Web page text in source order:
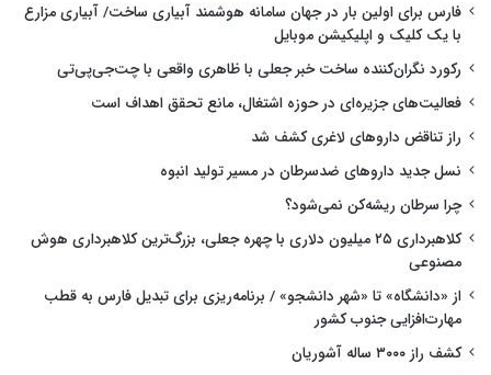
فارس برای اولین بار در جهان سامانه هوشمند آبیاری ساخت/ آبیاری مزارع
با یک کلیک و اپلیکیشن موبایل
رکورد نگران‌کننده ساخت خبر جعلی با ظاهری واقعی با چت‌جی‌پی‌تی
فعالیت‌های جزیره‌ای در حوزه اشتغال، مانع تحقق اهداف است
راز تناقض داروهای لاغری کشف شد
نسل جدید داروهای ضدسرطان در مسیر تولید انبوه
چرا سرطان ریشه‌کن نمی‌شود؟
کلاهبرداری ۲۵ میلیون دلاری با چهره جعلی، بزرگ‌ترین کلاهبرداری هوش
مصنوعی
از «دانشگاه» تا «شهر دانشجو» / برنامه‌ریزی برای تبدیل فارس به قطب
مهارت‌افزایی جنوب کشور
کشف راز ۳۰۰۰ ساله آشوریان